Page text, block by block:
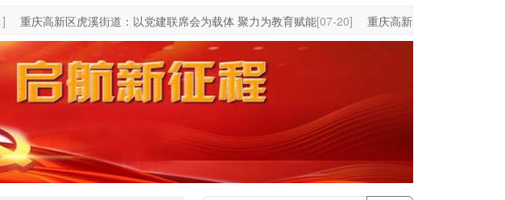
党群关系
党的声音
重庆高新区虎溪街道：以党建联席会为载体 聚力为教育赋能[07-20] 重庆高新区虎溪街道: 党建统